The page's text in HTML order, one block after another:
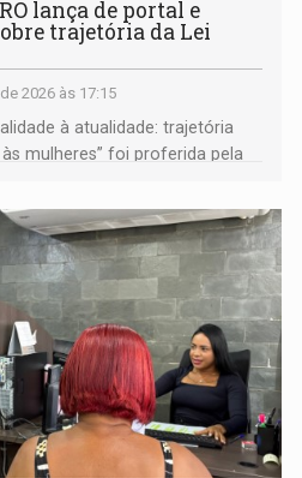
lança de portal e
trajetória da Lei
2026 às 17:15
à atualidade: trajetória
mulheres” foi proferida pela